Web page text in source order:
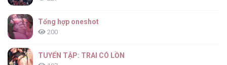
Tổng hợp oneshot
200
TUYỂN TẬP: TRAI CÓ LỒN